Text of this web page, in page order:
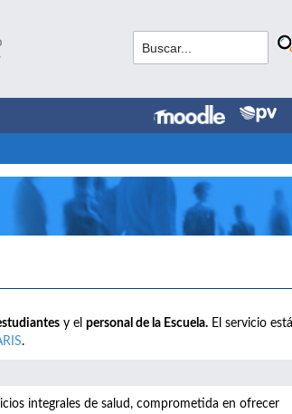
y el personal de la Escuela. El servicio está
.
integrales de salud, comprometida en ofrecer